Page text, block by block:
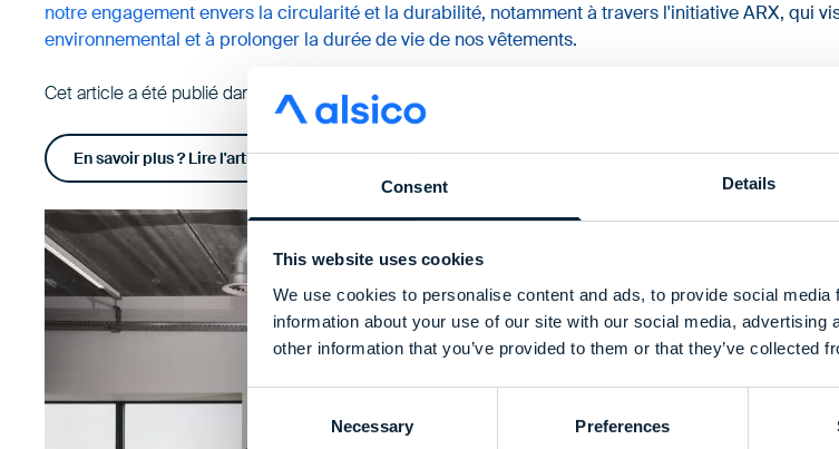
Consent Details
This website uses cookies
We use cookies to personalise content and ads, to provide social
information about your use of our site with our social media,
other information that you’ve provided to them or that they’ve collected
Necessary Preferences
notre engagement envers la circularité et la durabilité, notamment à travers l'initiative ARX, qui
environnemental et à prolonger la durée de vie de nos vêtements.
Cet article a été publié dans De Tijd le 14-06-2024 par Tom Michielsen et Marie Van Oost.
En savoir plus ? Lire l'article complet (en néerlandais)